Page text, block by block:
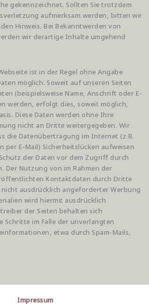
gekennzeichnet. Sollten Sie trotzdem
aufmerksam werden, bitten wir
Hinweis. Bei Bekanntwerden von
wir derartige Inhalte umgehend
ist in der Regel ohne Angabe
möglich. Soweit auf unseren Seiten
(beispielsweise Name, Anschrift oder E-
werden, erfolgt dies, soweit möglich,
Diese Daten werden ohne Ihre
nicht an Dritte weitergegeben. Wir
die Datenübertragung im Internet (z.B.
per E-Mail) Sicherheitslücken aufweisen
der Daten vor dem Zugriff durch
Der Nutzung von im Rahmen der
Kontaktdaten durch Dritte
ausdrücklich angeforderter Werbung
wird hiermit ausdrücklich
der Seiten behalten sich
Schritte im Falle der unverlangten
etwa durch Spam-Mails,
Impressum